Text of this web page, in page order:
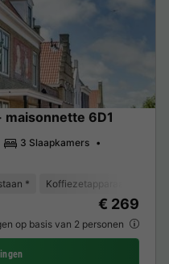
6D1
3 Slaapkamers
* Koffiezetapparaat
€ 269
op basis van 2 personen